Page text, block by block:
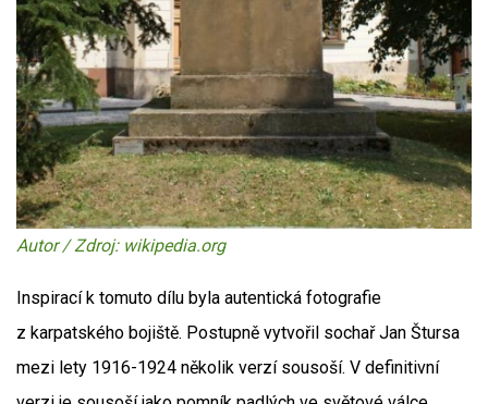
Autor / Zdroj: wikipedia.org
Inspirací k tomuto dílu byla autentická fotografie
z karpatského bojiště. Postupně vytvořil sochař Jan Štursa
mezi lety 1916-1924 několik verzí sousoší. V definitivní